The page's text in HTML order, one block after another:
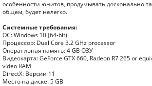
особенности юнитов, продумывать досконально
общем, будет нелегко.
Системные требования:
ОС: Windows 10 (64-bit)
Процессор: Dual Core 3.2 GHz processor
Оперативная память: 4 GB ОЗУ
Видеокарта: GeForce GTX 660, Radeon R7 265 or
video RAM
DirectX: Версии 11
Место на диске: 5 GB